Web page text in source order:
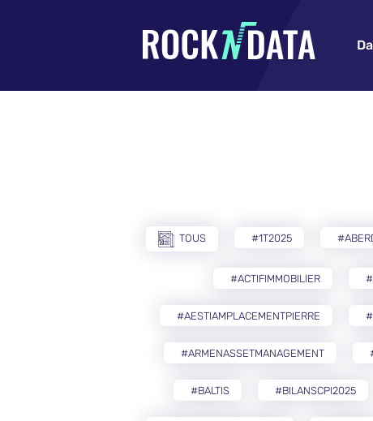
TOUS #1T2025
#ACTIFIMMOBILIER
#AESTIAMPLACEMENTPIERRE
#ARMENASSETMANAGEMENT
#BALTIS #BILANSCPI2025